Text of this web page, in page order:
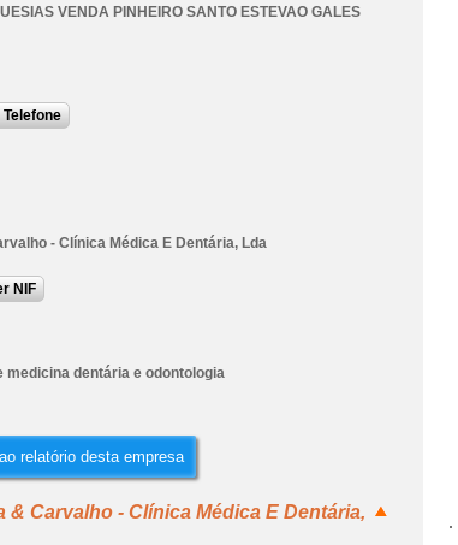
VENDA PINHEIRO SANTO ESTEVAO GALES
Telefone
- Clínica Médica E Dentária, Lda
NIF
medicina dentária e odontologia
relatório desta empresa
Carvalho - Clínica Médica E Dentária,